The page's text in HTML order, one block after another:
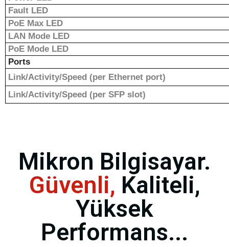
Fault LED
PoE Max LED
LAN Mode LED
PoE Mode LED
Ports
Link/Activity/Speed (per Ethernet port)
Link/Activity/Speed (per SFP slot)
Mikron Bilgisayar.
Güvenli, Kaliteli,
Yüksek
Performans...